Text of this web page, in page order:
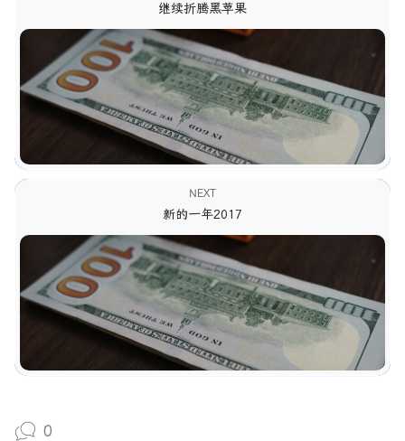
继续折腾黑苹果
NEXT
新的一年2017
0